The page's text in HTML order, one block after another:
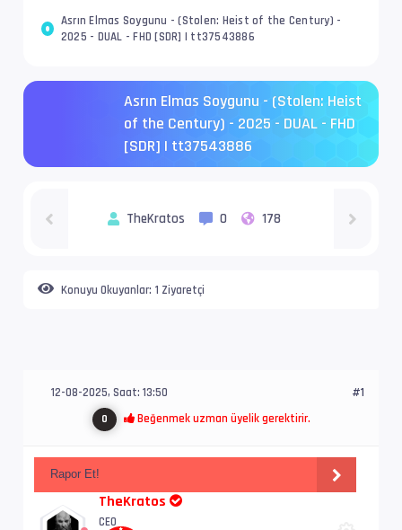
Asrın Elmas Soygunu - (Stolen: Heist of the Century) -
2025 - DUAL - FHD [SDR] | tt37543886
Asrın Elmas Soygunu - (Stolen: Heist
of the Century) - 2025 - DUAL - FHD
[SDR] | tt37543886
TheKratos 0 178
Konuyu Okuyanlar: 1 Ziyaretçi
12-08-2025, Saat: 13:50
0 Beğenmek uzman üyelik gerektirir.
#1
Rapor Et!
TheKratos
CEO